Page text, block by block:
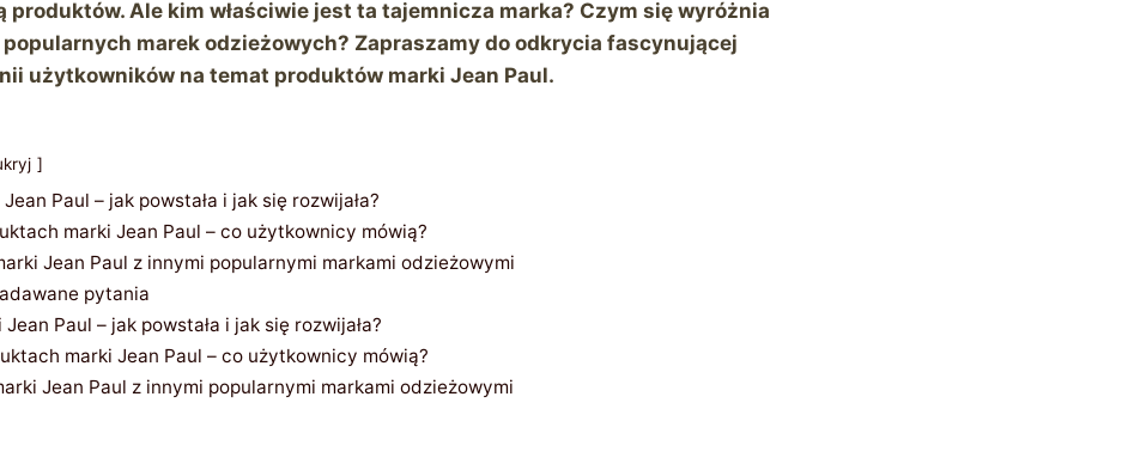
produktów. Ale kim właściwie jest ta tajemnicza marka? Czym się wyróżnia
marek odzieżowych? Zapraszamy do odkrycia fascynującej
użytkowników na temat produktów marki Jean Paul.
Paul – jak powstała i jak się rozwijała?
marki Jean Paul – co użytkownicy mówią?
Jean Paul z innymi popularnymi markami odzieżowymi
pytania
Paul – jak powstała i jak się rozwijała?
marki Jean Paul – co użytkownicy mówią?
Jean Paul z innymi popularnymi markami odzieżowymi